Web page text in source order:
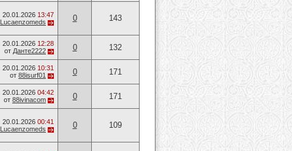
20.01.2026 13:47
Lucaenzomeds 0 143
20.01.2026 12:28
от Данте2222 0 132
20.01.2026 10:31
от 88isurf01 0 171
20.01.2026 04:42
от 88ivinacom 0 171
20.01.2026 00:41
Lucaenzomeds 0 109